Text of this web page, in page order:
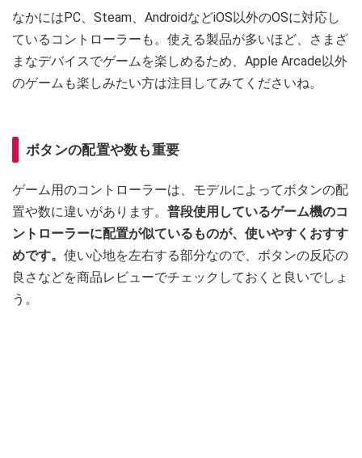
なかにはPC、Steam、AndroidなどiOS以外のOSに対応し
ているコントローラーも。使える製品が多いほど、さまざ
まなデバイスでゲームを楽しめるため、Apple Arcade以外
のゲームも楽しみたい方は注目してみてくださいね。
ボタンの配置や数も重要
ゲーム用のコントローラーは、モデルによってボタンの配
置や数に違いがあります。 普段使用しているゲーム機のコ
ントローラーに配置が似ているものが、使いやすくおすす
めです。 使い心地を左右する部分なので、ボタンの反応の
良さなどを商品レビューでチェックしておくと良いでしょ
う。